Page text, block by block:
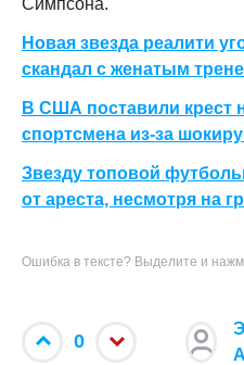
Симпсона.
Новая звезда реалити
скандал с женатым
В США поставили крест
спортсмена из-за
Звезду топовой
от ареста, несмотря на
Ошибка в тексте? Выделите и
0